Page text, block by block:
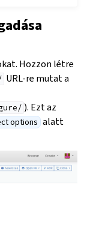
Hozzon létre
URL-re mutat a
). Ezt az
options alatt